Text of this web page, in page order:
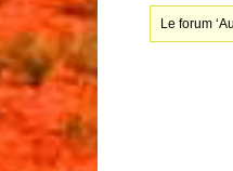
Le forum